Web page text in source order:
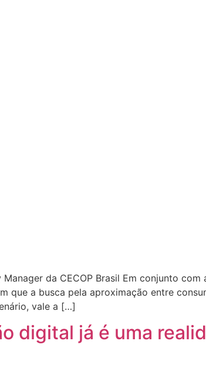
Manager da CECOP Brasil Em conjunto
que a busca pela aproximação entre
vale a […]
digital já é uma